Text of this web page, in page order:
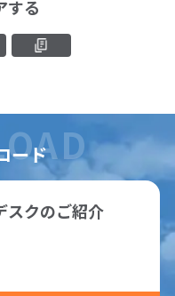
する
でシェアする
Xでシェアする
ード
スクのご紹介